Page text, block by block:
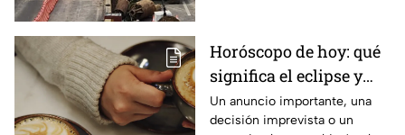
Horóscopo de hoy: qué
significa el eclipse y
cómo afectará a tu
signo zodiacal paso a
Un anuncio importante, una
decisión imprevista o un